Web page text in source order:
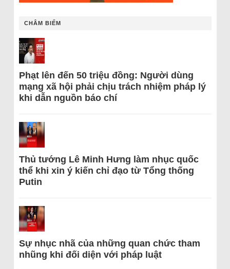
CHÂM BIẾM
Phạt lên đến 50 triệu đồng: Người dùng
mạng xã hội phải chịu trách nhiệm pháp lý
khi dẫn nguồn báo chí
Thủ tướng Lê Minh Hưng làm nhục quốc
thể khi xin ý kiến chỉ đạo từ Tổng thống
Putin
Sự nhục nhã của những quan chức tham
nhũng khi đối diện với pháp luật